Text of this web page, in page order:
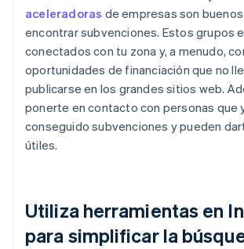
aceleradoras de empresas son
encontrar subvenciones. Estos grupos
conectados con tu zona y, a menudo,
oportunidades de financiación que no
publicarse en los grandes sitios web.
ponerte en contacto con personas que
conseguido subvenciones y pueden
útiles.
Utiliza herramientas en
para simplificar la